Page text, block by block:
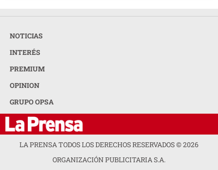
NOTICIAS
INTERÉS
PREMIUM
OPINION
GRUPO OPSA
LA PRENSA TODOS LOS DERECHOS RESERVADOS ©2026
ORGANIZACIÓN PUBLICITARIA S.A.